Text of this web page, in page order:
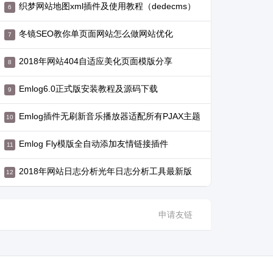
织梦网站地图xml插件及使用教程（dedecms）
冬镜SEO教你单页面网站怎么做网站优化
2018年网站404自适应美化页面模版分享
Emlog6.0正式版安装教程及源码下载
Emlog插件无刷新音乐播放器适配所有PJAX主题
Emlog Fly模版全自动添加友情链接插件
2018年网站日志分析光年日志分析工具最新版
申请友链